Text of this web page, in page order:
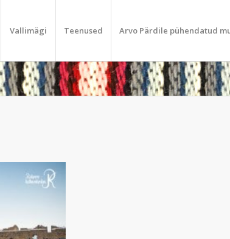
Vallimägi Teenused Arvo Pärdile pühendatud